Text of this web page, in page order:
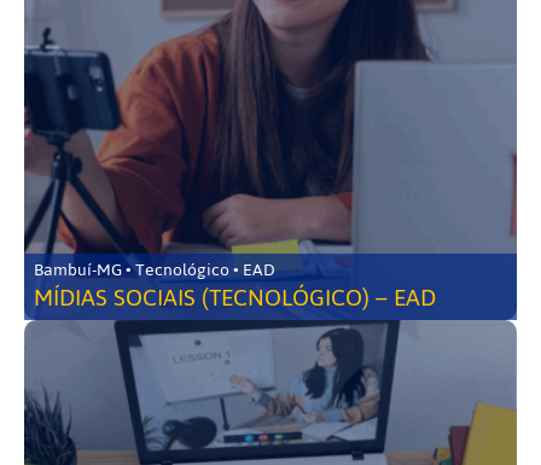
Bambuí-MG • Tecnológico • EAD
MÍDIAS SOCIAIS (TECNOLÓGICO) – EAD